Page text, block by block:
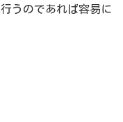
うのであれば容易に